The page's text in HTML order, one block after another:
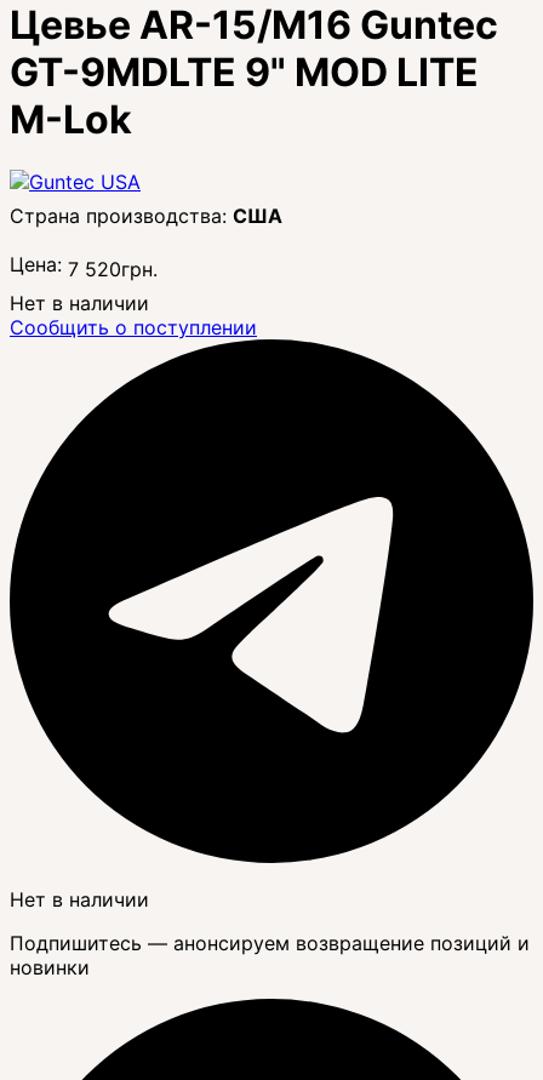
Цевье AR-15/M16 Guntec
GT-9MDLTE 9" MOD LITE
M-Lok
США
Цена: 7 520грн.
Нет в наличии
Сообщить о поступлении
Нет в наличии
Подпишитесь — анонсируем возвращение позиций и
новинки